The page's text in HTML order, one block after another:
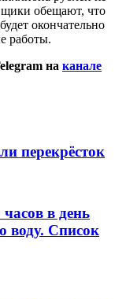
обещают, что
окончательно
работы.
на канале
перекрёсток
в день
воду. Список